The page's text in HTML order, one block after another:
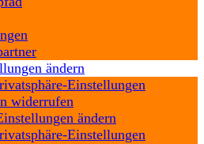
ändern
Einstellungen
widerrufen
ändern
Einstellungen